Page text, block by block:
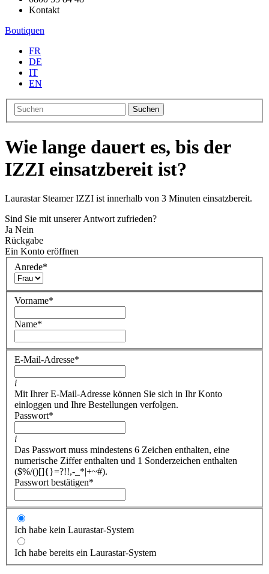
Kontakt
Boutiquen
FR
DE
IT
EN
Suchen
Wie lange dauert es, bis der
IZZI einsatzbereit ist?
Laurastar Steamer IZZI ist innerhalb von 3 Minuten einsatzbereit.
Sind Sie mit unserer Antwort zufrieden?
Ja Nein
Rückgabe
Ein Konto eröffnen
Anrede*
Vorname*
Name*
E-Mail-Adresse*
i
Mit Ihrer E-Mail-Adresse können Sie sich in Ihr Konto
einloggen und Ihre Bestellungen verfolgen.
Passwort*
i
Das Passwort muss mindestens 6 Zeichen enthalten, eine
numerische Ziffer enthalten und 1 Sonderzeichen enthalten
($%/()[]{}=?!!,-_*|+~#).
Passwort bestätigen*
Ich habe kein Laurastar-System
Ich habe bereits ein Laurastar-System